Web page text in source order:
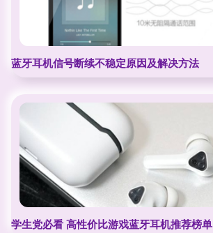
蓝牙耳机信号断续不稳定原因及解决方法
学生党必看 高性价比游戏蓝牙耳机推荐榜单